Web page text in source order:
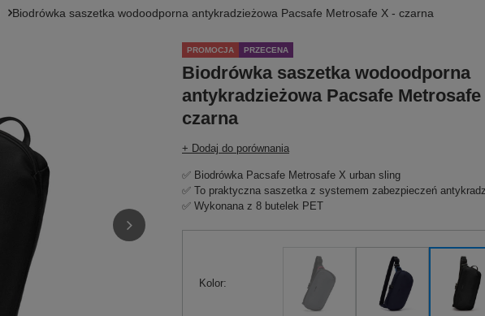
Biodrówka saszetka wodoodporna antykradzieżowa Pacsafe Metrosafe X - czarna
PROMOCJA PRZECENA
Biodrówka saszetka wodoodporna
antykradzieżowa Pacsafe Metrosafe
czarna
+ Dodaj do porównania
✅ Biodrówka Pacsafe Metrosafe X urban sling
✅ To praktyczna saszetka z systemem zabezpieczeń
✅ Wykonana z 8 butelek PET
Kolor